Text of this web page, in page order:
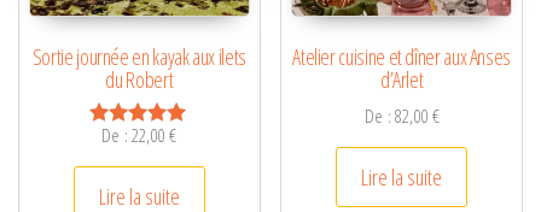
Sortie journée en kayak aux ilets
du Robert
Note
De :22,00€
Lire la suite
Atelier cuisine et dîner aux Anses
d’Arlet
De :82,00€
Lire la suite